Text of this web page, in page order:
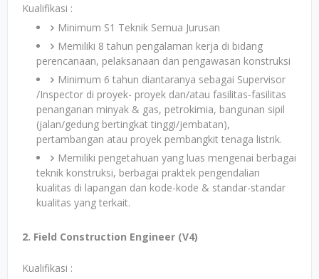
Kualifikasi :
Minimum S1 Teknik Semua Jurusan
Memiliki 8 tahun pengalaman kerja di bidang
perencanaan, pelaksanaan dan pengawasan konstruksi
Minimum 6 tahun diantaranya sebagai Supervisor
/Inspector di proyek- proyek dan/atau fasilitas-fasilitas
penanganan minyak & gas, petrokimia, bangunan sipil
(jalan/gedung bertingkat tinggi/jembatan),
pertambangan atau proyek pembangkit tenaga listrik.
Memiliki pengetahuan yang luas mengenai berbagai
teknik konstruksi, berbagai praktek pengendalian
kualitas di lapangan dan kode-kode & standar-standar
kualitas yang terkait.
2. Field Construction Engineer (V4)
Kualifikasi :